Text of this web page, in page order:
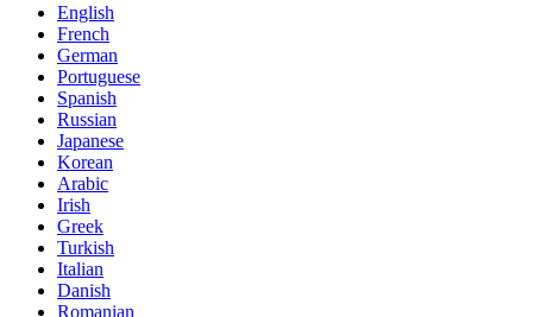
English
French
German
Portuguese
Spanish
Russian
Japanese
Korean
Arabic
Irish
Greek
Turkish
Italian
Danish
Romanian